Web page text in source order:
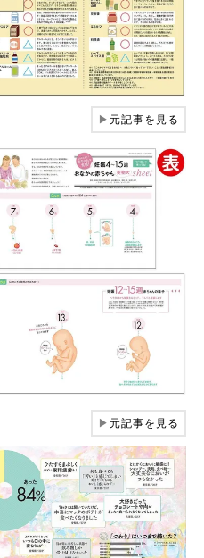
▶元記事を見る
▶元記事を見る